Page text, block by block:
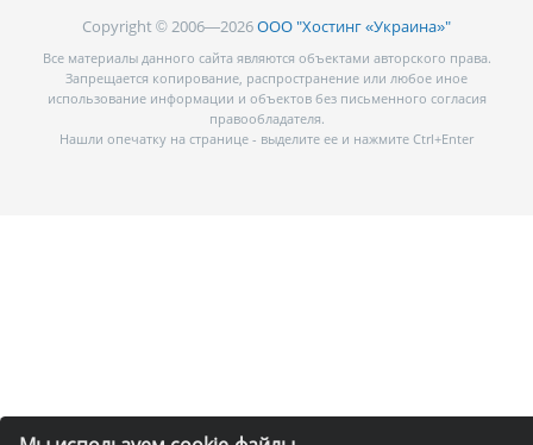
Copyright © 2006—2026ООО "Хостинг «Украина»"
Все материалы данного сайта являются объектами авторского права.
Запрещается копирование, распространение или любое иное
использование информации и объектов без письменного согласия
правообладателя.
Нашли опечатку на странице - выделите ее и нажмите Ctrl+Enter